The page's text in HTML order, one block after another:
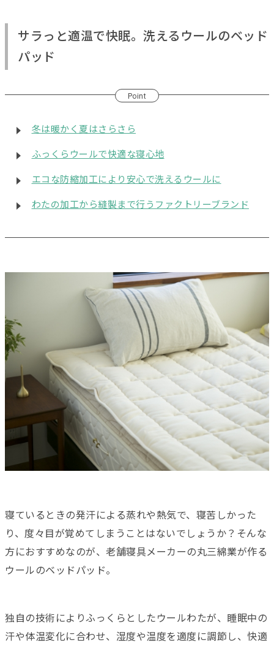
サラっと適温で快眠。洗えるウールのベッド
パッド
Point
冬は暖かく夏はさらさら
ふっくらウールで快適な寝心地
エコな防縮加工により安心で洗えるウールに
わたの加工から縫製まで行うファクトリーブランド
寝ているときの発汗による蒸れや熱気で、寝苦しかった
り、度々目が覚めてしまうことはないでしょうか？そんな
方におすすめなのが、老舗寝具メーカーの丸三綿業が作る
ウールのベッドパッド。
独自の技術によりふっくらとしたウールわたが、睡眠中の
汗や体温変化に合わせ、湿度や温度を適度に調節し、快適